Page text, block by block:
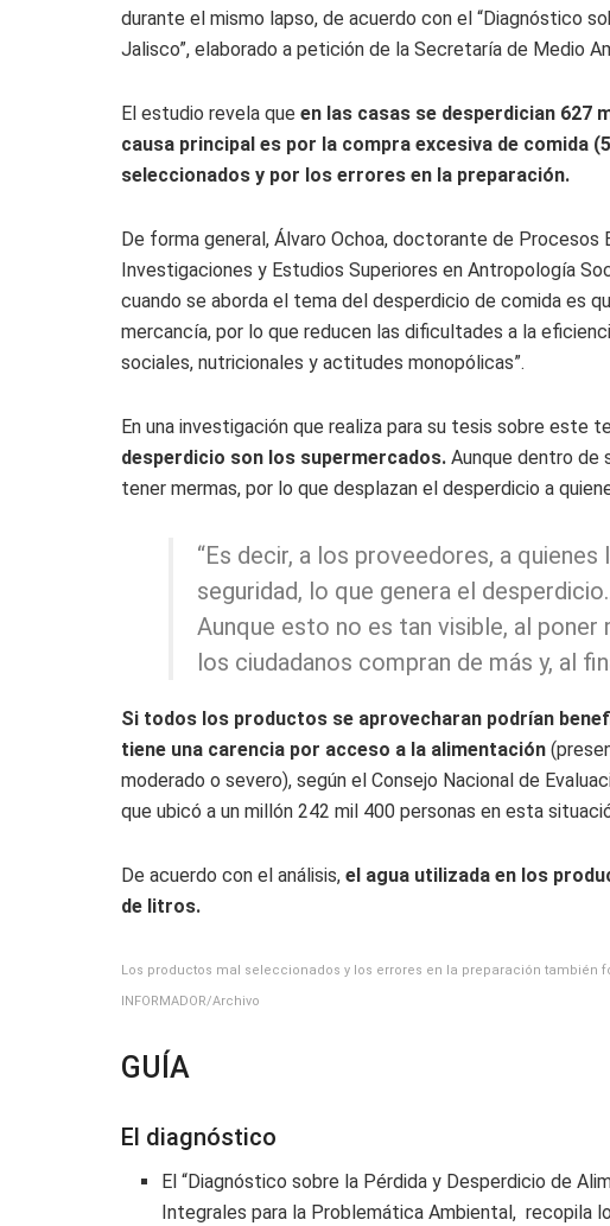
durante el mismo lapso, de acuerdo con el “Diagnóstico
Jalisco”, elaborado a petición de la Secretaría de Medio
El estudio revela que en las casas se desperdician 627
causa principal es por la compra excesiva de comida
seleccionados y por los errores en la preparación.
De forma general, Álvaro Ochoa, doctorante de
Investigaciones y Estudios Superiores en Antropología
cuando se aborda el tema del desperdicio de comida es
mercancía, por lo que reducen las dificultades a la
sociales, nutricionales y actitudes monopólicas”.
En una investigación que realiza para su tesis sobre este
desperdicio son los supermercados. Aunque dentro de
tener mermas, por lo que desplazan el desperdicio a
“Es decir, a los proveedores, a
seguridad, lo que genera el
Aunque esto no es tan visible, al
los ciudadanos compran de más y, al
Si todos los productos se aprovecharan podrían
tiene una carencia por acceso a la alimentación
moderado o severo), según el Consejo Nacional de
que ubicó a un millón 242 mil 400 personas en esta
De acuerdo con el análisis, el agua utilizada en los
de litros.
Los productos mal seleccionados y los errores en la preparación también
INFORMADOR/Archivo
GUÍA
El diagnóstico
El “Diagnóstico sobre la Pérdida y Desperdicio de
Integrales para la Problemática Ambiental, recopila